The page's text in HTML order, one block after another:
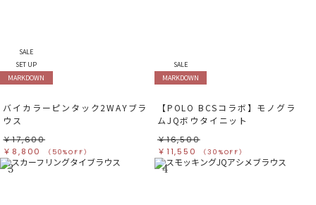
SALE
SET UP
MARKDOWN
バイカラーピンタック2WAYブラ
ウス
￥17,600
￥8,800
（50%OFF）
SALE
MARKDOWN
【POLO BCSコラボ】モノグラ
ムJQボウタイニット
￥16,500
￥11,550
（30%OFF）
3 4